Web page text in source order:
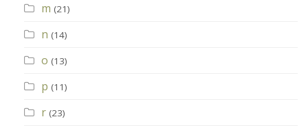
m (21)
n (14)
o (13)
p (11)
r (23)